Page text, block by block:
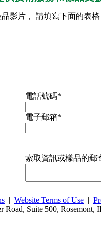
品影片， 請填寫下面的表
電話號碼*
電子郵箱*
索取資訊或樣品的郵
| Website Terms of Use |
Road, Suite 500,